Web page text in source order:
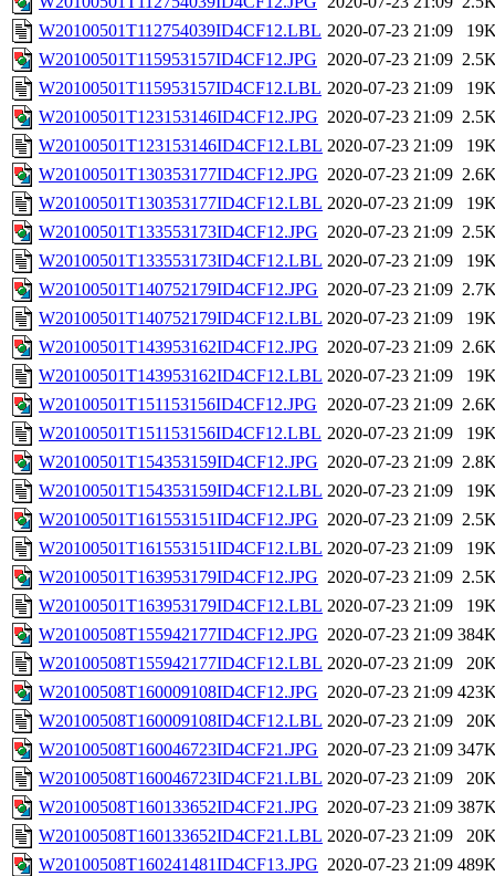
W20100501T112754039ID4CF12.LBL 2020-07-23 21:09
W20100501T115953157ID4CF12.JPG 2020-07-23 21:09
W20100501T115953157ID4CF12.LBL 2020-07-23 21:09
W20100501T123153146ID4CF12.JPG 2020-07-23 21:09
W20100501T123153146ID4CF12.LBL 2020-07-23 21:09
W20100501T130353177ID4CF12.JPG 2020-07-23 21:09
W20100501T130353177ID4CF12.LBL 2020-07-23 21:09
W20100501T133553173ID4CF12.JPG 2020-07-23 21:09
W20100501T133553173ID4CF12.LBL 2020-07-23 21:09
W20100501T140752179ID4CF12.JPG 2020-07-23 21:09
W20100501T140752179ID4CF12.LBL 2020-07-23 21:09
W20100501T143953162ID4CF12.JPG 2020-07-23 21:09
W20100501T143953162ID4CF12.LBL 2020-07-23 21:09
W20100501T151153156ID4CF12.JPG 2020-07-23 21:09
W20100501T151153156ID4CF12.LBL 2020-07-23 21:09
W20100501T154353159ID4CF12.JPG 2020-07-23 21:09
W20100501T154353159ID4CF12.LBL 2020-07-23 21:09
W20100501T161553151ID4CF12.JPG 2020-07-23 21:09
W20100501T161553151ID4CF12.LBL 2020-07-23 21:09
W20100501T163953179ID4CF12.JPG 2020-07-23 21:09
W20100501T163953179ID4CF12.LBL 2020-07-23 21:09
W20100508T155942177ID4CF12.JPG 2020-07-23 21:09
W20100508T155942177ID4CF12.LBL 2020-07-23 21:09
W20100508T160009108ID4CF12.JPG 2020-07-23 21:09
W20100508T160009108ID4CF12.LBL 2020-07-23 21:09
W20100508T160046723ID4CF21.JPG 2020-07-23 21:09
W20100508T160046723ID4CF21.LBL 2020-07-23 21:09
W20100508T160133652ID4CF21.JPG 2020-07-23 21:09
W20100508T160133652ID4CF21.LBL 2020-07-23 21:09
W20100508T160241481ID4CF13.JPG 2020-07-23 21:09